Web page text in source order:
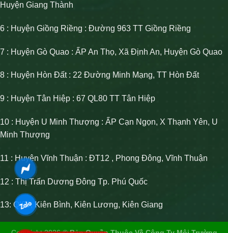
Huyện Giang Thành
6 : Huyện Giồng Riềng : Đường 963 TT Giồng Riềng
7 : Huyện Gò Quao : ẤP An Thọ, Xã Định An, Huyện Gò Quao
8 : Huyện Hòn Đất : 22 Đường Minh Mạng, TT Hòn Đất
9 : Huyện Tân Hiệp : 67 QL80 TT Tân Hiệp
10 : Huyện U Minh Thượng : ẤP Cạn Ngọn, X Thạnh Yên, U
Minh Thượng
11 : Huyện Vĩnh Thuận : ĐT12 , Phong Đông, Vĩnh Thuận
12 : Thị Trấn Dương Đông Tp. Phú Quốc
13: Ql80, Kiên Bình, Kiên Lương, Kiên Giang